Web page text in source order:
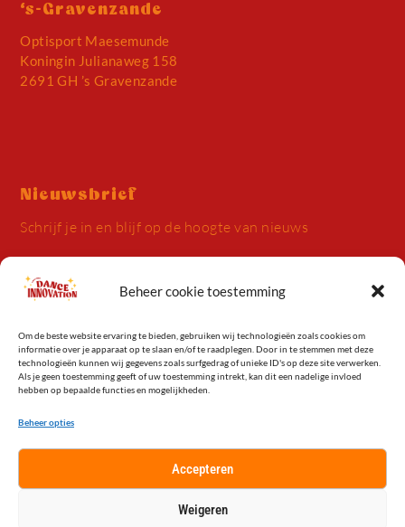
Beheer cookie toestemming
Om de beste website ervaring te bieden, gebruiken wij technologieën zoals cookies om
informatie over je apparaat op te slaan en/of te raadplegen. Door in te stemmen met deze
technologieën kunnen wij gegevens zoals surfgedrag of unieke ID's op deze site verwerken.
Als je geen toestemming geeft of uw toestemming intrekt, kan dit een nadelige invloed
hebben op bepaalde functies en mogelijkheden.
Beheer opties
Accepteren
Weigeren
‘s-Gravenzande
Optisport Maesemunde
Koningin Julianaweg 158
2691 GH ’s Gravenzande
Nieuwsbrief
Schrijf je in en blijf op de hoogte van nieuws
Inschrijven
Alternative:
© Dance Innovation 2026